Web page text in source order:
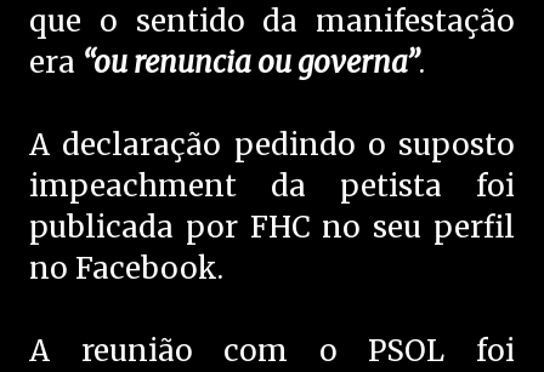
que o sentido da manifestação
era “ou renuncia ou governa”.
A declaração pedindo o suposto
impeachment da petista foi
publicada por FHC no seu perfil
no Facebook.
A reunião com o PSOL foi